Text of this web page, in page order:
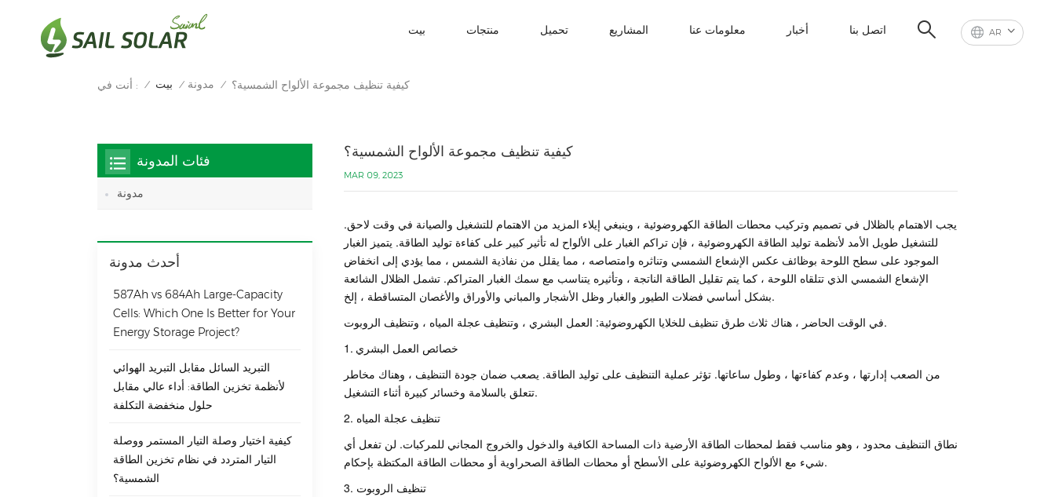
AR بيت منتجات تحميل المشاريع معلومات عنا أخبار اتصل بنا
أنت في : / بيت / مدونة / كيفية تنظيف مجموعة الألواح الشمسية؟
كيفية تنظيف مجموعة الألواح الشمسية؟
MAR 09, 2023
يجب الاهتمام بالظلال في تصميم وتركيب محطات الطاقة الكهروضوئية ، وينبغي إيلاء المزيد من الاهتمام للتشغيل والصيانة في وقت لاحق.
للتشغيل طويل الأمد لأنظمة توليد الطاقة الكهروضوئية ، فإن تراكم الغبار على الألواح له تأثير كبير على كفاءة توليد الطاقة. يتميز الغبار
الموجود على سطح اللوحة بوظائف عكس الإشعاع الشمسي وتناثره وامتصاصه ، مما يقلل من نفاذية الشمس ، مما يؤدي إلى انخفاض
الإشعاع الشمسي الذي تتلقاه اللوحة ، كما يتم تقليل الطاقة الناتجة ، وتأثيره يتناسب مع سمك الغبار المتراكم. تشمل الظلال الشائعة
بشكل أساسي فضلات الطيور والغبار وظل الأشجار والمباني والأوراق والأغصان المتساقطة ، إلخ.
في الوقت الحاضر ، هناك ثلاث طرق تنظيف للخلايا الكهروضوئية: العمل البشري ، وتنظيف عجلة المياه ، وتنظيف الروبوت.
1. خصائص العمل البشري
من الصعب إدارتها ، وعدم كفاءتها ، وطول ساعاتها. تؤثر عملية التنظيف على توليد الطاقة. يصعب ضمان جودة التنظيف ، وهناك مخاطر
تتعلق بالسلامة وخسائر كبيرة أثناء التشغيل.
2. تنظيف عجلة المياه
نطاق التنظيف محدود ، وهو مناسب فقط لمحطات الطاقة الأرضية ذات المساحة الكافية والدخول والخروج المجاني للمركبات. لن تفعل أي
شيء مع الألواح الكهروضوئية على الأسطح أو محطات الطاقة الصحراوية أو محطات الطاقة المكتظة بإحكام.
3. تنظيف الروبوت
فئات المدونة
مدونة
أحدث مدونة
587Ah vs 684Ah Large‑Capacity
Cells: Which One Is Better for Your
Energy Storage Project?
التبريد السائل مقابل التبريد الهوائي
لأنظمة تخزين الطاقة: أداء عالي مقابل
حلول منخفضة التكلفة
كيفية اختيار وصلة التيار المستمر ووصلة
التيار المتردد في نظام تخزين الطاقة
الشمسية؟